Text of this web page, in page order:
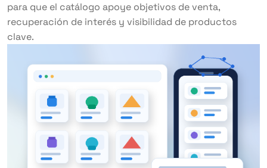
para que el catálogo apoye objetivos de venta,
recuperación de interés y visibilidad de productos
clave.